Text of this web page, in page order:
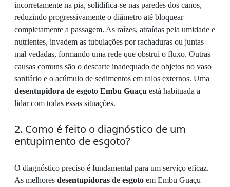
incorretamente na pia, solidifica-se nas paredes dos canos,
reduzindo progressivamente o diâmetro até bloquear
completamente a passagem. As raízes, atraídas pela umidade e
nutrientes, invadem as tubulações por rachaduras ou juntas
mal vedadas, formando uma rede que obstrui o fluxo. Outras
causas comuns são o descarte inadequado de objetos no vaso
sanitário e o acúmulo de sedimentos em ralos externos. Uma
desentupidora de esgoto Embu Guaçu está habituada a
lidar com todas essas situações.
2. Como é feito o diagnóstico de um
entupimento de esgoto?
O diagnóstico preciso é fundamental para um serviço eficaz.
As melhores desentupidoras de esgoto em Embu Guaçu